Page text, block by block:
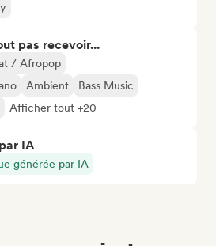
pas recevoir...
/ Afropop
Ambient
Bass Music
Afficher tout +20
IA
générée par IA